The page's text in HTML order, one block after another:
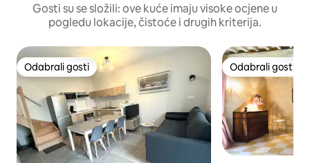
Gosti su se složili: ove kuće imaju visoke ocjene u
pogledu lokacije, čistoće i drugih kriterija.
Odabrali gosti
Odabrali gosti Odabrali gosti
Odabrali gosti